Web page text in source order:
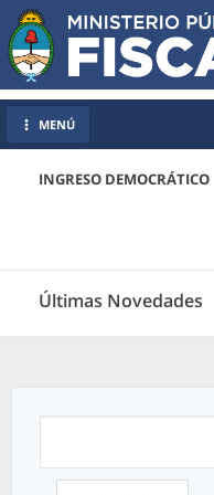
INGRESO DEMOCRÁTICO
Últimas Novedades
MENÚ